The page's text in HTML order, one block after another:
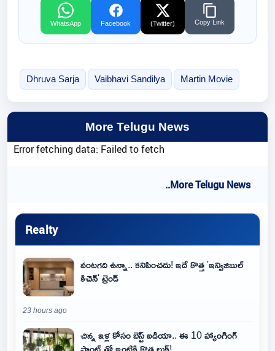
WhatsApp Facebook (Twitter) Copy Link
Dhruva Sarja Vaibhavi Sandilya Martin Movie
More Telugu News
Error fetching data: Failed to fetch
..More Telugu News
Realty
వంటగది ఉన్నా.. కనిపించదు! ఇదే కొత్త 'ఇన్విజిబుల్
కిచెన్' ట్రెండ్
23 hours ago
చిన్న ఇళ్ల కోసం బెస్ట్ ఐడియా.. ఈ 10 హ్యాంగింగ్